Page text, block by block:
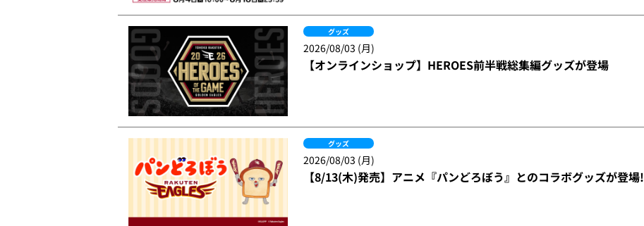
グッズ
2026/08/03 (月)
【オンラインショップ】HEROES前半戦総集編グッズが登場
グッズ
2026/08/03 (月)
【8/13(木)発売】アニメ『パンどろぼう』とのコラボグッズが登場!